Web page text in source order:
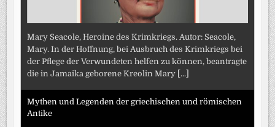
Mary Seacole, Heroine des Krimkriegs. Autor: Seacole,
Mary. In der Hoffnung, bei Ausbruch des Krimkriegs bei
der Pflege der Verwundeten helfen zu können, beantragte
die in Jamaika geborene Kreolin Mary [...]
Mythen und Legenden der griechischen und römischen
Antike